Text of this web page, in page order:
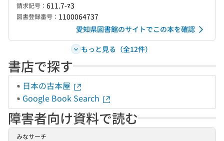
請求記号： 611.7-ﾏ3
図書登録番号： 1100064737
愛知県図書館のサイトでこの本を確認
もっと見る（全12件）
書店で探す
日本の古本屋
Google Book Search
障害者向け資料で読む
みなサーチ